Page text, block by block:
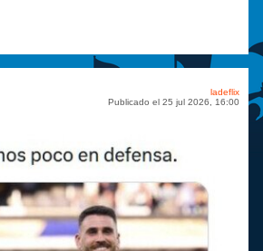
ladeflix
Publicado el 25 jul 2026, 16:00